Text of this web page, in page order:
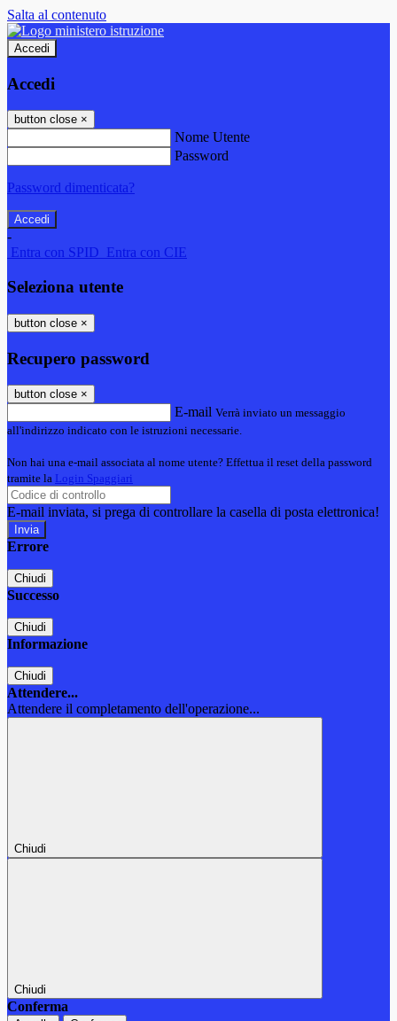
Salta al contenuto
Accedi
Accedi
button close ×
Nome Utente
Password
Password dimenticata?
-
Entra con SPID Entra con CIE
Seleziona utente
button close ×
Recupero password
button close ×
E-mail Verrà inviato un messaggio
all'indirizzo indicato con le istruzioni necessarie.
Non hai una e-mail associata al nome utente? Effettua il reset della password
tramite la Login Spaggiari
E-mail inviata, si prega di controllare la casella di posta elettronica!
Errore
Chiudi
Successo
Chiudi
Informazione
Chiudi
Attendere...
Attendere il completamento dell'operazione...
Chiudi
Chiudi
Conferma